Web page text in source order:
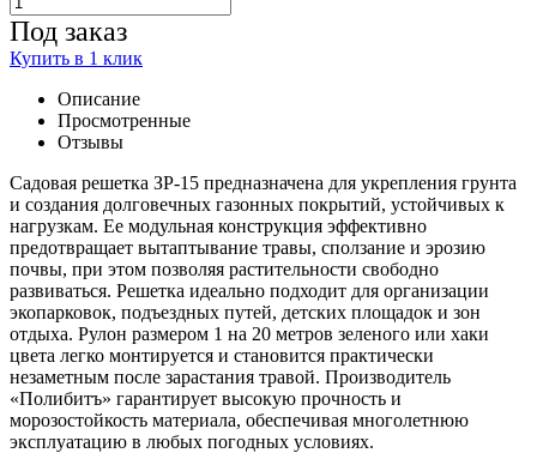
Под заказ
Купить в 1 клик
Описание
Просмотренные
Отзывы
Садовая решетка ЗР-15 предназначена для укрепления грунта
и создания долговечных газонных покрытий, устойчивых к
нагрузкам. Ее модульная конструкция эффективно
предотвращает вытаптывание травы, сползание и эрозию
почвы, при этом позволяя растительности свободно
развиваться. Решетка идеально подходит для организации
экопарковок, подъездных путей, детских площадок и зон
отдыха. Рулон размером 1 на 20 метров зеленого или хаки
цвета легко монтируется и становится практически
незаметным после зарастания травой. Производитель
«Полибитъ» гарантирует высокую прочность и
морозостойкость материала, обеспечивая многолетнюю
эксплуатацию в любых погодных условиях.